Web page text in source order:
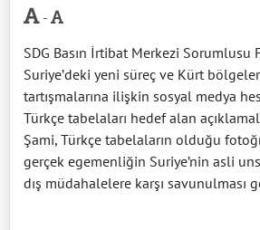
-
SDG Basın İrtibat Merkezi Sorumlusu
Suriye’deki yeni süreç ve Kürt
tartışmalarına ilişkin sosyal medya
Türkçe tabelaları hedef alan
Şami, Türkçe tabelaların olduğu
gerçek egemenliğin Suriye’nin asli
dış müdahalelere karşı savunulması